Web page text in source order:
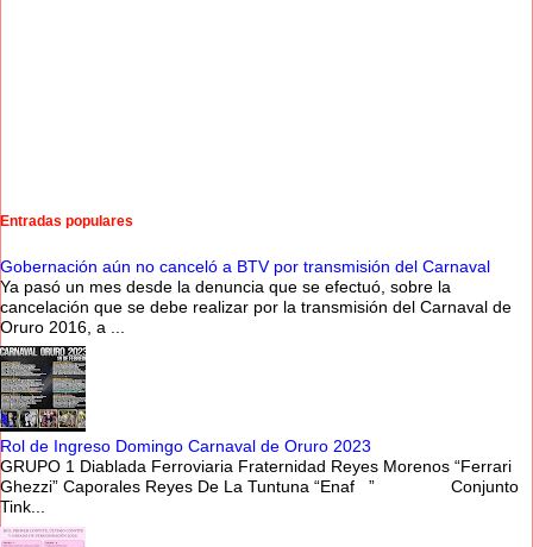
Entradas populares
Gobernación aún no canceló a BTV por transmisión del Carnaval
Ya pasó un mes desde la denuncia que se efectuó, sobre la
cancelación que se debe realizar por la transmisión del Carnaval de
Oruro 2016, a ...
Rol de Ingreso Domingo Carnaval de Oruro 2023
GRUPO 1 Diablada Ferroviaria Fraternidad Reyes Morenos “Ferrari
Ghezzi” Caporales Reyes De La Tuntuna “Enaf ” Conjunto
Tink...